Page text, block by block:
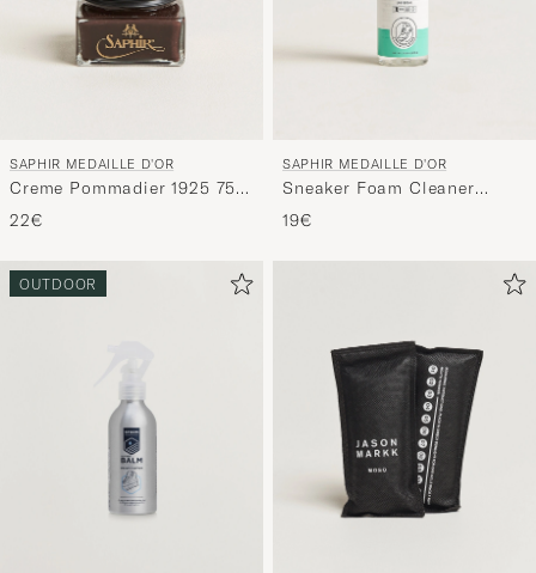
SAPHIR MEDAILLE D'OR
Creme Pommadier 1925 75
ml Parisien Brown
22€
SAPHIR MEDAILLE D'OR
Sneaker Foam Cleaner
200ml
19€
OUTDOOR